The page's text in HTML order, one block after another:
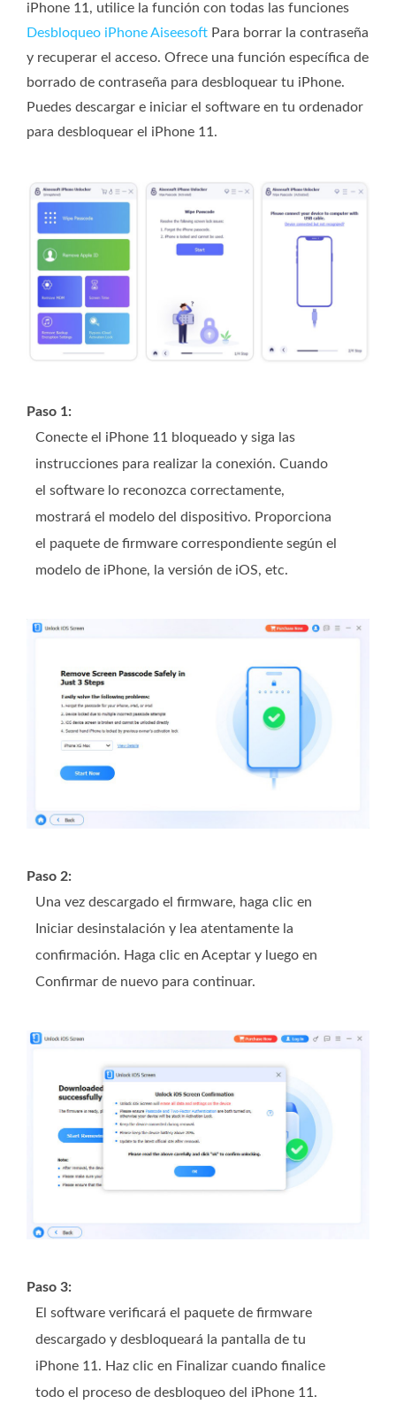
iPhone 11, utilice la función con todas las funciones
Desbloqueo iPhone Aiseesoft Para borrar la contraseña
y recuperar el acceso. Ofrece una función específica de
borrado de contraseña para desbloquear tu iPhone.
Puedes descargar e iniciar el software en tu ordenador
para desbloquear el iPhone 11.
Paso 1:
Conecte el iPhone 11 bloqueado y siga las
instrucciones para realizar la conexión. Cuando
el software lo reconozca correctamente,
mostrará el modelo del dispositivo. Proporciona
el paquete de firmware correspondiente según el
modelo de iPhone, la versión de iOS, etc.
Paso 2:
Una vez descargado el firmware, haga clic en
Iniciar desinstalación y lea atentamente la
confirmación. Haga clic en Aceptar y luego en
Confirmar de nuevo para continuar.
Paso 3:
El software verificará el paquete de firmware
descargado y desbloqueará la pantalla de tu
iPhone 11. Haz clic en Finalizar cuando finalice
todo el proceso de desbloqueo del iPhone 11.